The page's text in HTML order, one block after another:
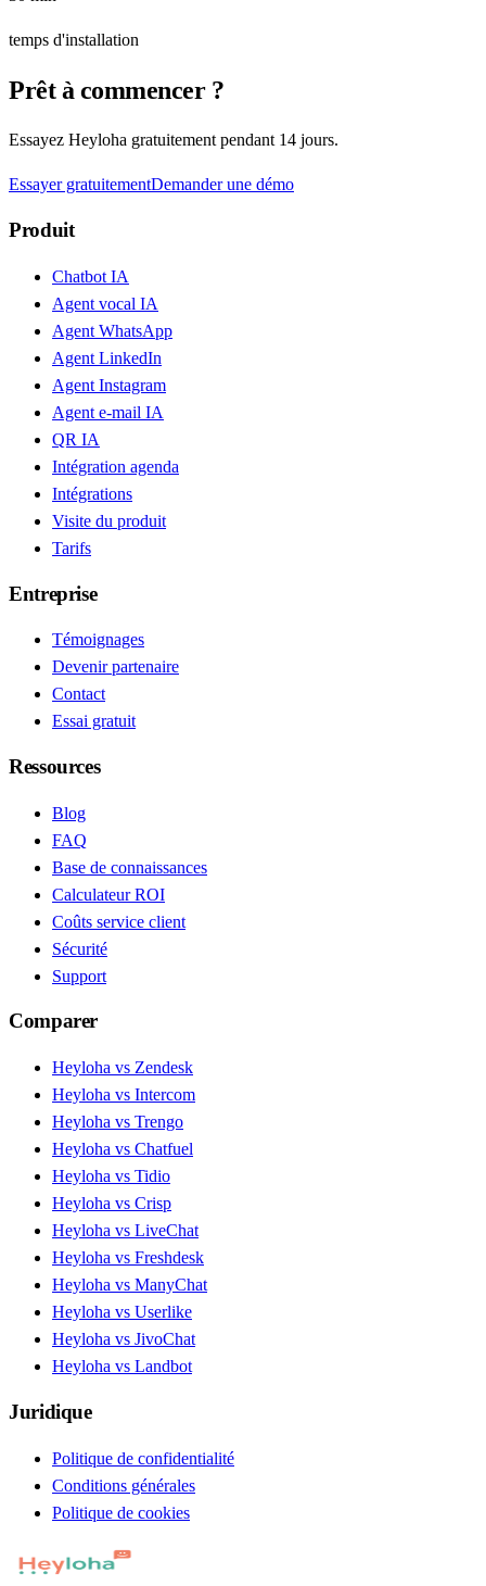
temps d'installation
Prêt à commencer ?
Essayez Heyloha gratuitement pendant 14 jours.
Essayer gratuitementDemander une démo
Produit
Chatbot IA
Agent vocal IA
Agent WhatsApp
Agent LinkedIn
Agent Instagram
Agent e-mail IA
QR IA
Intégration agenda
Intégrations
Visite du produit
Tarifs
Entreprise
Témoignages
Devenir partenaire
Contact
Essai gratuit
Ressources
Blog
FAQ
Base de connaissances
Calculateur ROI
Coûts service client
Sécurité
Support
Comparer
Heyloha vs Zendesk
Heyloha vs Intercom
Heyloha vs Trengo
Heyloha vs Chatfuel
Heyloha vs Tidio
Heyloha vs Crisp
Heyloha vs LiveChat
Heyloha vs Freshdesk
Heyloha vs ManyChat
Heyloha vs Userlike
Heyloha vs JivoChat
Heyloha vs Landbot
Juridique
Politique de confidentialité
Conditions générales
Politique de cookies